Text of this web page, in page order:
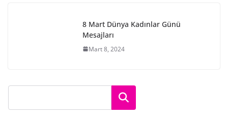
8 Mart Dünya Kadınlar Günü
Mesajları
Mart 8, 2024
Ara